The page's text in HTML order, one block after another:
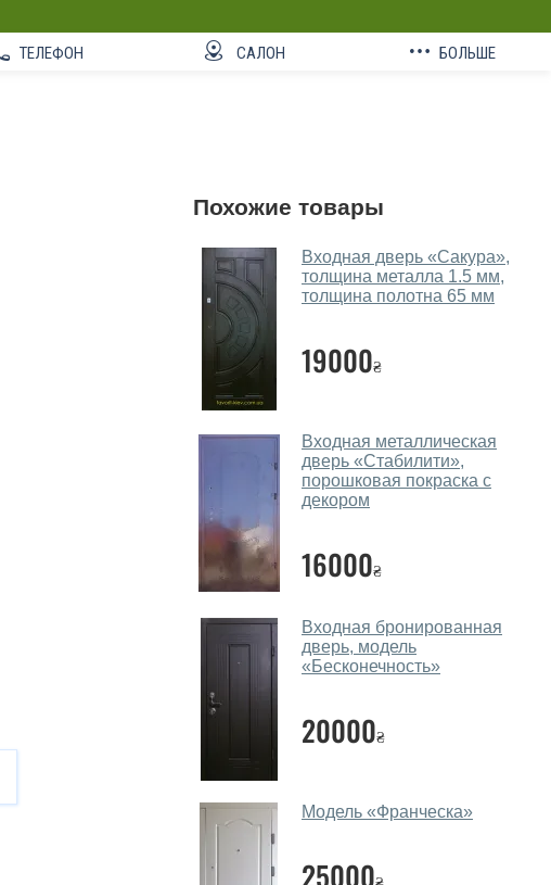
ТЕЛЕФОН САЛОН БОЛЬШЕ
Похожие товары
Входная дверь «Сакура»,
толщина металла 1.5 мм,
толщина полотна 65 мм
19000₴
Входная металлическая
дверь «Стабилити»,
порошковая покраска с
декором
16000₴
Входная бронированная
дверь, модель
«Бесконечность»
20000₴
Модель «Франческа»
25000